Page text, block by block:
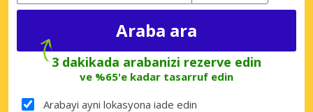
3 dakikada arabanizi rezerve edin
ve %65'e kadar tasarruf edin
Arabayi ayni lokasyona iade edin